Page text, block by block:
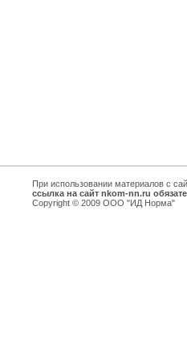
При использовании материалов с
ссылка на сайт nkom-nn.ru
Copyright © 2009 ООО "ИД Норма"